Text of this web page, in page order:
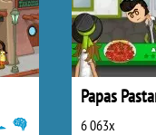
Papas
6 063x